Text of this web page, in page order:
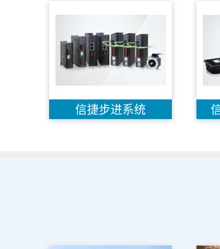
信捷步进系统